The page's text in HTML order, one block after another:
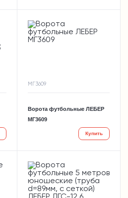
МГ3609
Ворота футбольные ЛЕБЕР
МГ3609
Купить